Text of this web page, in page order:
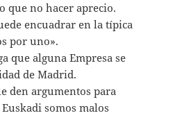
que no hacer aprecio.
encuadrar en la típica
por uno».
que alguna Empresa se
de Madrid.
den argumentos para
somos malos